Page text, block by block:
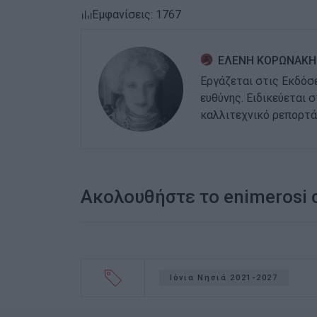
Εμφανίσεις: 1767
ΕΛΕΝΗ ΚΟΡΩΝΑΚΗ
Εργάζεται στις
ευθύνης. Ειδικεύεται
καλλιτεχνικό
Ακολουθήστε το enimerosi
Ιόνια Νησιά 2021-2027